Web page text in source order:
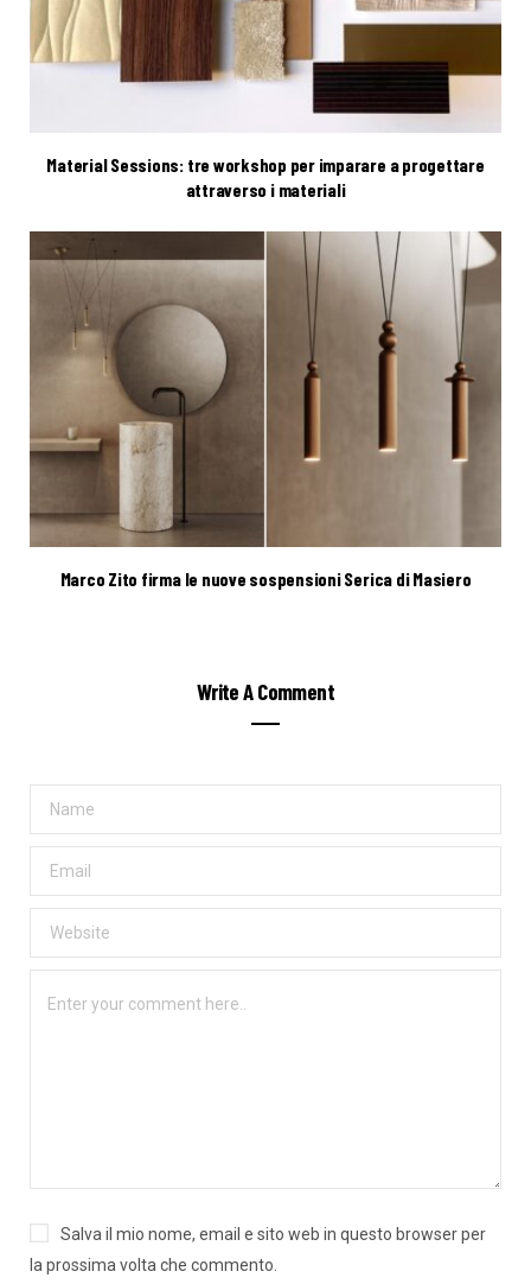
Material Sessions: tre workshop per imparare a progettare
attraverso i materiali
Marco Zito firma le nuove sospensioni Serica di Masiero
Write A Comment
Salva il mio nome, email e sito web in questo browser per
la prossima volta che commento.